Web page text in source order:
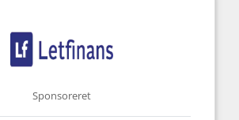
Sponsoreret